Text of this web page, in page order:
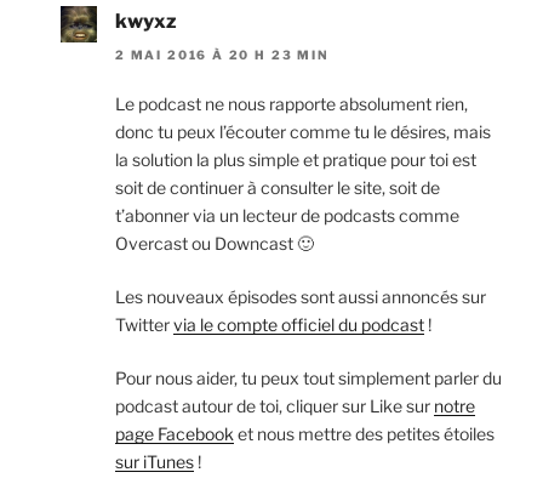
kwyxz
2 MAI 2016 À 20 H 23 MIN
Le podcast ne nous rapporte absolument rien,
donc tu peux l’écouter comme tu le désires, mais
la solution la plus simple et pratique pour toi est
soit de continuer à consulter le site, soit de
t’abonner via un lecteur de podcasts comme
Overcast ou Downcast 🙂
Les nouveaux épisodes sont aussi annoncés sur
Twittervia le compte officiel du podcast !
Pour nous aider, tu peux tout simplement parler du
podcast autour de toi, cliquer sur Like sur notre
page Facebook et nous mettre des petites étoiles
sur iTunes !